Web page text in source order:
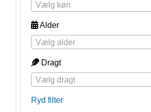
Vælg køn
Alder
Vælg alder
Dragt
Vælg dragt
Ryd filter